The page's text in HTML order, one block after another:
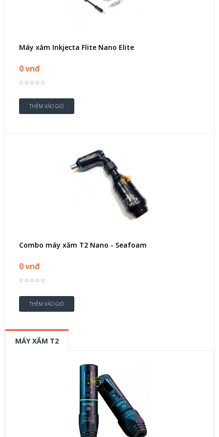
Máy xăm Inkjecta Flite Nano Elite
0 vnđ
Combo máy xăm T2 Nano - Seafoam
0 vnđ
MÁY XĂM T2